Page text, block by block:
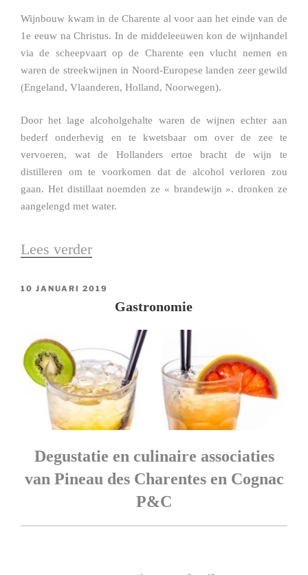
Wijnbouw kwam in de Charente al voor aan het einde van de
1e eeuw na Christus. In de middeleeuwen kon de wijnhandel
via de scheepvaart op de Charente een vlucht nemen en
waren de streekwijnen in Noord-Europese landen zeer gewild
(Engeland, Vlaanderen, Holland, Noorwegen).
Door het lage alcoholgehalte waren de wijnen echter aan
bederf onderhevig en te kwetsbaar om over de zee te
vervoeren, wat de Hollanders ertoe bracht de wijn te
distilleren om te voorkomen dat de alcohol verloren zou
gaan. Het distillaat noemden ze « brandewijn ». dronken ze
aangelengd met water.
Lees verder
GEPLAATST
10 JANUARI 2019
Gastronomie
Degustatie en culinaire associaties
van Pineau des Charentes en Cognac
P&C